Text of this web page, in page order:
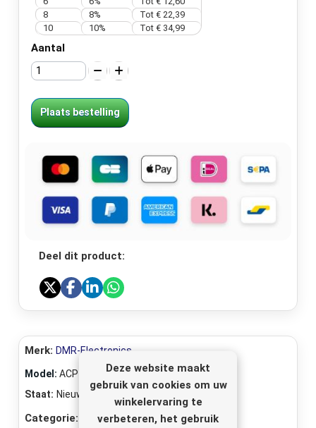
Deze website maakt
gebruik van cookies om uw
winkelervaring te
verbeteren, het gebruik
8
8% Tot € 22,39
10
10% Tot € 34,99
Aantal
Plaats bestelling
Deel dit product:
Merk: DMR-Electronics
Model: ACP-300/50
Staat: Nieuw
Categorie: RCA Kabels